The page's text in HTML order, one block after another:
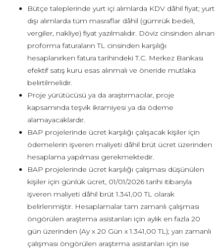
Bütçe taleplerinde yurt içi alımlarda KDV dâhil fiyat; yurt
dışı alımlarda tüm masraflar dâhil (gümrük bedeli,
vergiler, nakliye) fiyat yazılmalıdır. Döviz cinsinden alınan
proforma faturaların TL cinsinden karşılığı
hesaplanırken fatura tarihindeki T.C. Merkez Bankası
efektif satış kuru esas alınmalı ve öneride mutlaka
belirtilmelidir.
Proje yürütücüsü ya da araştırmacılar, proje
kapsamında teşvik ikramiyesi ya da ödeme
alamayacaklardır.
BAP projelerinde ücret karşılığı çalışacak kişiler için
ödemelerin işveren maliyeti dâhil brüt ücret üzerinden
hesaplama yapılması gerekmektedir.
BAP projelerinde ücret karşılığı çalışması düşünülen
kişiler için günlük ücret, 01/01/2026 tarihi itibarıyla
işveren maliyeti dâhil brüt 1.341,00 TL olarak
belirlenmiştir. Hesaplamalar tam zamanlı çalışması
öngörülen araştırma asistanları için aylık en fazla 20
gün üzerinden (Ay x 20 Gün x 1.341,00 TL); yarı zamanlı
çalışması öngörülen araştırma asistanları için ise